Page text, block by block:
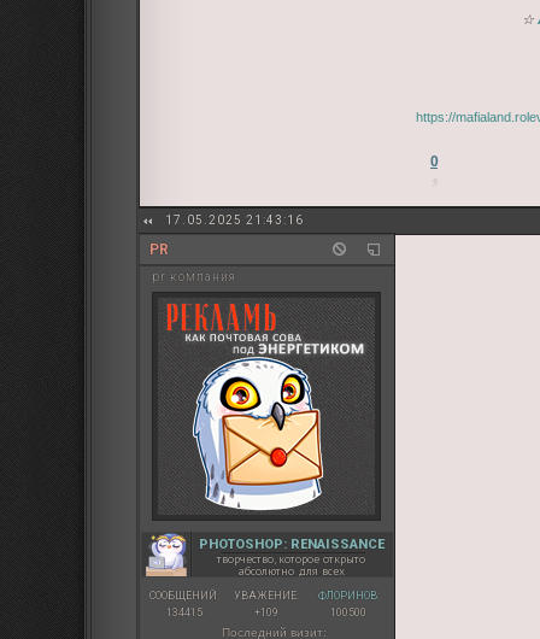
☆
https://
0
17.05.2025 21:43:16
PR
pr компания
PHOTOSHOP: RENAISSANCE
творчество, которое открыто
абсолютно для всех
СООБЩЕНИЙ:
134415
УВАЖЕНИЕ:
+109
ФЛОРИНОВ:
100500
Последний визит: